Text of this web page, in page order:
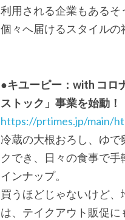
利用される企業もあるそ
個々へ届けるスタイルの
●キユーピー：with コロ
ストック」事業を始動！
https://prtimes.jp/main/
冷蔵の大根おろし、ゆ
クでき、日々の食事で
インナップ。
買うほどじゃないけど
は、テイクアウト販促に